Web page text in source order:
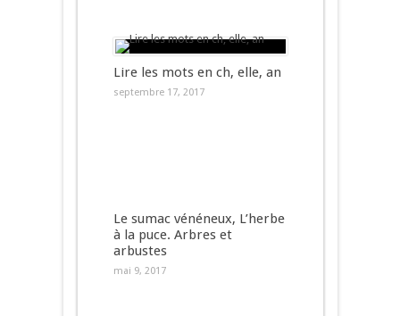
Lire les mots en ch, elle, an
septembre 17, 2017
Le sumac vénéneux, L’herbe
à la puce. Arbres et
arbustes
mai 9, 2017